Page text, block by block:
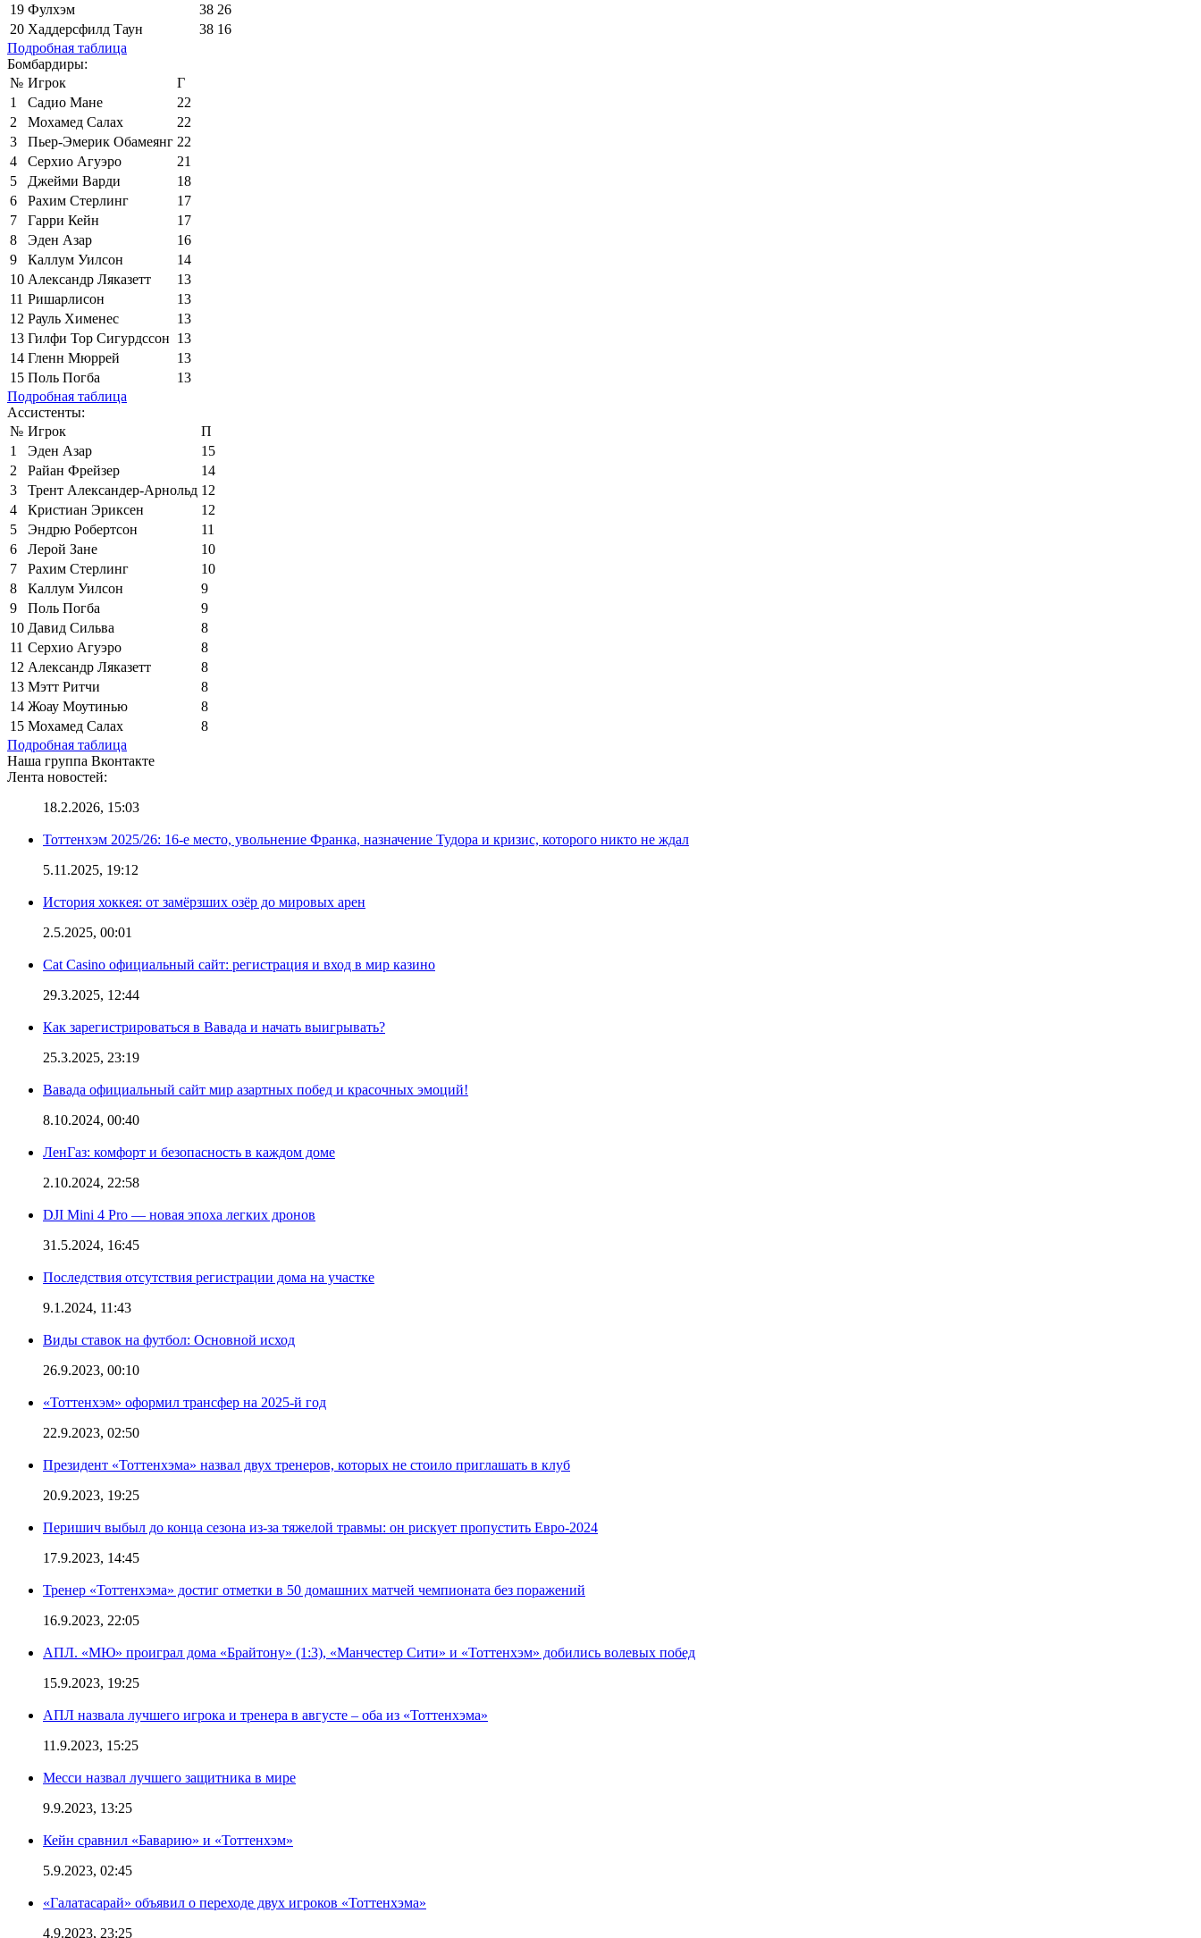
19 Фулхэм 38 26
20 Хаддерсфилд Таун 38 16
Подробная таблица
Бомбардиры:
№ Игрок
Г
1
Садио Мане
22
2
Мохамед Салах
22
3
Пьер-Эмерик Обамеянг 22
4
Серхио Агуэро
21
5
Джейми Варди
18
6
Рахим Стерлинг
17
7
Гарри Кейн
17
8
Эден Азар
16
9
Каллум Уилсон
14
10 Александр Ляказетт
13
11 Ришарлисон
13
12 Рауль Хименес
13
13 Гилфи Тор Сигурдссон 13
14 Гленн Мюррей
13
15 Поль Погба
13
Подробная таблица
Ассистенты:
№ Игрок
П
1
Эден Азар
15
2
Райан Фрейзер
14
3
Трент Александер-Арнольд 12
4
Кристиан Эриксен
12
5
Эндрю Робертсон
11
6
Лерой Зане
10
7
Рахим Стерлинг
10
8
Каллум Уилсон
9
9
Поль Погба
9
10 Давид Сильва
8
11 Серхио Агуэро
8
12 Александр Ляказетт
8
13 Мэтт Ритчи
8
14 Жоау Моутинью
8
15 Мохамед Салах
8
Подробная таблица
Наша группа Вконтакте
Лента новостей:
18.2.2026, 15:03
Тоттенхэм 2025/26: 16-е место, увольнение Франка, назначение Тудора и кризис, которого никто не ждал
5.11.2025, 19:12
История хоккея: от замёрзших озёр до мировых арен
2.5.2025, 00:01
Cat Casino официальный сайт: регистрация и вход в мир казино
29.3.2025, 12:44
Как зарегистрироваться в Вавада и начать выигрывать?
25.3.2025, 23:19
Вавада официальный сайт мир азартных побед и красочных эмоций!
8.10.2024, 00:40
ЛенГаз: комфорт и безопасность в каждом доме
2.10.2024, 22:58
DJI Mini 4 Pro — новая эпоха легких дронов
31.5.2024, 16:45
Последствия отсутствия регистрации дома на участке
9.1.2024, 11:43
Виды ставок на футбол: Основной исход
26.9.2023, 00:10
«Тоттенхэм» оформил трансфер на 2025-й год
22.9.2023, 02:50
Президент «Тоттенхэма» назвал двух тренеров, которых не стоило приглашать в клуб
20.9.2023, 19:25
Перишич выбыл до конца сезона из-за тяжелой травмы: он рискует пропустить Евро-2024
17.9.2023, 14:45
Тренер «Тоттенхэма» достиг отметки в 50 домашних матчей чемпионата без поражений
16.9.2023, 22:05
АПЛ. «МЮ» проиграл дома «Брайтону» (1:3), «Манчестер Сити» и «Тоттенхэм» добились волевых побед
15.9.2023, 19:25
АПЛ назвала лучшего игрока и тренера в августе – оба из «Тоттенхэма»
11.9.2023, 15:25
Месси назвал лучшего защитника в мире
9.9.2023, 13:25
Кейн сравнил «Баварию» и «Тоттенхэм»
5.9.2023, 02:45
«Галатасарай» объявил о переходе двух игроков «Тоттенхэма»
4.9.2023, 23:25